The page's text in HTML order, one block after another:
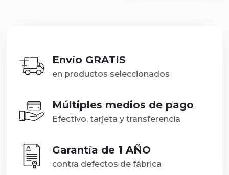
Envío GRATIS
en productos seleccionados
Múltiples medios de pago
Efectivo, tarjeta y transferencia
Garantía de 1 AÑO
contra defectos de fábrica